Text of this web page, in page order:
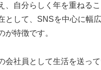
、自分らしく年を重ねる
として、SNSを中心に幅
が特徴です。
会社員として生活を送って